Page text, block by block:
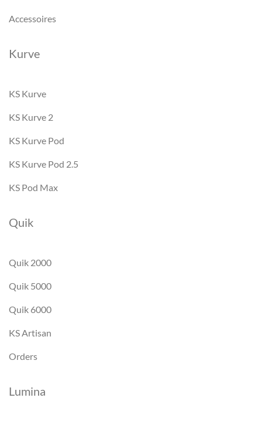
Accessoires
Kurve
KS Kurve
KS Kurve 2
KS Kurve Pod
KS Kurve Pod 2.5
KS Pod Max
Quik
Quik 2000
Quik 5000
Quik 6000
KS Artisan
Orders
Lumina